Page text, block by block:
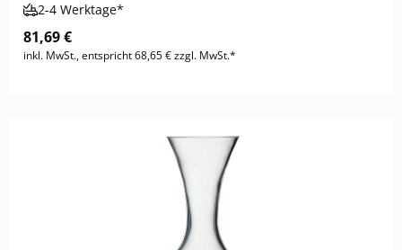
2-4 Werktage*
81,69 €
inkl. MwSt., entspricht 68,65 € zzgl. MwSt.*